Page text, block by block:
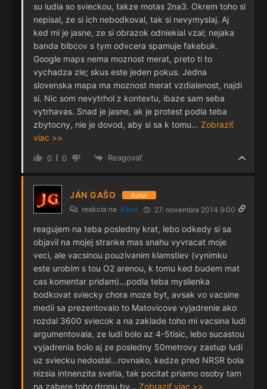
su ludia so svieckou, takze motas 2na3. Okrem toho si
nepisal, ze si ich nebodkoval, tak si nevymyslaj. Aj
ked mi je jasne, ze si obrazok odniekial vzal; nejaka
banda blbcov s tym odvcera spamuje fakebuk.
Google maps nema moznost merat, preto ti to
vychadza zle; skus este jeden pokus. Jedna
slovenska mapa ma moznost merat vzdialenost, najdi
si. Nic som nevytrhol z kontextu, ibaze sam seba
vytrhavas. Snad je jasne, ak je protest podla teba
zbytocny, nie je dovod, aby si sa k tomu… Zobraziť
viac >>
0 0 Reagovať
JÁN GAŠO Autor
reakcia na Karol 27. novembra 2014 9:00
reagujem na teba posledny krat, lebo odkedy si sa
objavil na mojej stranke mas snahu vyvracat moje
veci, ale vacsinou pouzivanim klamstiev (vynimku
este urobim s tou O2 arenou, k tomu ked budem mat
cas komentar pridam)…podla teba myslienka
bodkovat sviecky chora moze byt, avsak vo vacsine
medii sa prezentovalo to Matovicove vyjadrenie ako
rozdal 3600 sviecok a na zaklade toho mi vacsina ludi
argumentovala, ze ludi bolo az 4-5tisic, lebo sucastou
vyjadrenia bolo aj ze posledny 50metrovy zastup ludi
uz sviecku nedostal…rovnako, kedze pred NRSR bola
nizsia intnenzita svetla, tak pocitat priamo osoby tam
na zabere toho dronu by… Zobraziť viac >>